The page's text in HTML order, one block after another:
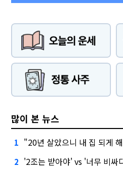
많이 본 뉴스
1 "20년 살았으니 내 집 되게
2 '2조는 받아야' vs '너무 비